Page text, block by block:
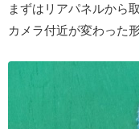
まずはリアパネルから
カメラ付近が変わった